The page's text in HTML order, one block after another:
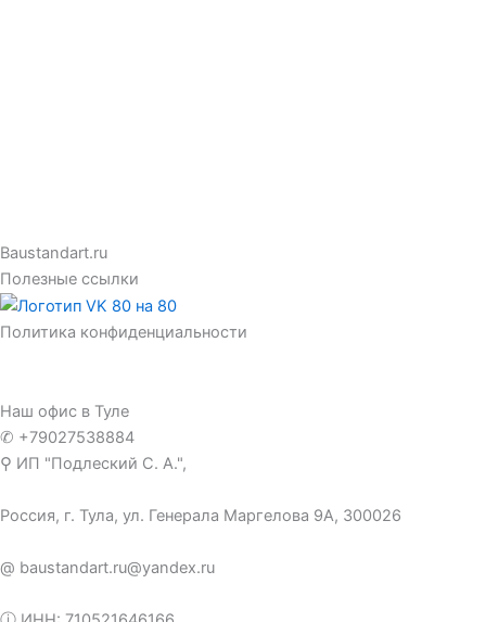
Baustandart.ru
Полезные ссылки
Политика конфиденциальности
Наш офис в Туле
✆ +79027538884
⚲ ИП "Подлеский С. А.",
Россия, г. Тула, ул. Генерала Маргелова 9А, 300026
@ baustandart.ru@yandex.ru